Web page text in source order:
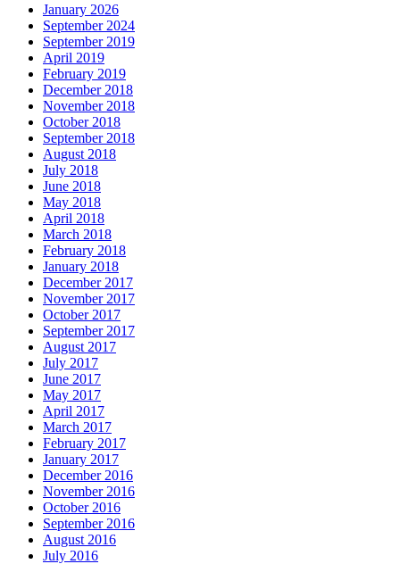
January 2026
September 2024
September 2019
April 2019
February 2019
December 2018
November 2018
October 2018
September 2018
August 2018
July 2018
June 2018
May 2018
April 2018
March 2018
February 2018
January 2018
December 2017
November 2017
October 2017
September 2017
August 2017
July 2017
June 2017
May 2017
April 2017
March 2017
February 2017
January 2017
December 2016
November 2016
October 2016
September 2016
August 2016
July 2016